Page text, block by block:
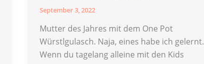
September 3, 2022
Mutter des Jahres mit dem One Pot
Würstlgulasch. Naja, eines habe ich gelernt.
Wenn du tagelang alleine mit den Kids